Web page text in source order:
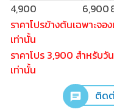
4,900
6,900
ราคาโปรข้างต้นเฉพาะจ
เท่านั้น
ราคาโปร 3,900 สำหรับวั
เท่านั้น
ติด